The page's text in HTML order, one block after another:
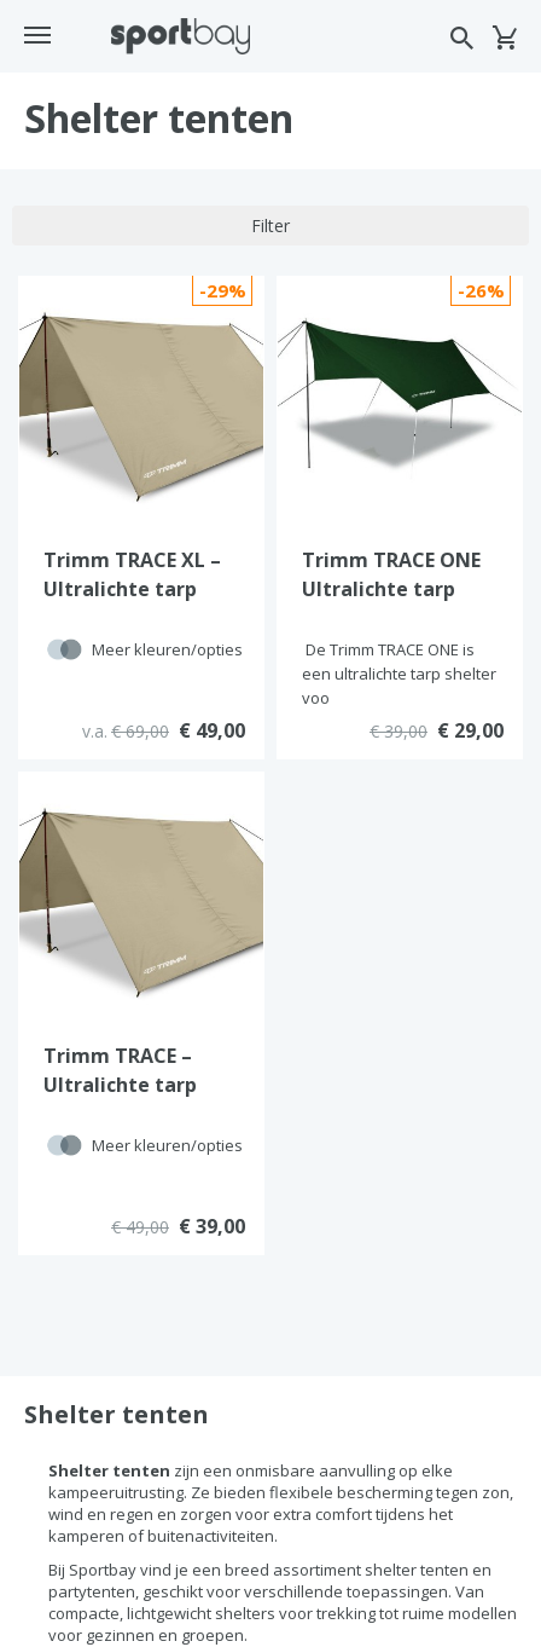
Shelter tenten
Filter
-29%
Trimm TRACE XL –
Ultralichte tarp
groepenMeer kleuren/opties
v.a. € 69,00 € 49,00
-26%
Trimm TRACE ONE
Ultralichte tarp
persoon
De Trimm TRACE ONE is
een ultralichte tarp shelter
voo
€ 39,00 € 29,00
Trimm TRACE –
Ultralichte tarp
personenMeer kleuren/opties
€ 49,00 € 39,00
Shelter tenten
Shelter tenten zijn een onmisbare aanvulling op elke
kampeeruitrusting. Ze bieden flexibele bescherming tegen zon,
wind en regen en zorgen voor extra comfort tijdens het
kamperen of buitenactiviteiten.
Bij Sportbay vind je een breed assortiment shelter tenten en
partytenten, geschikt voor verschillende toepassingen. Van
compacte, lichtgewicht shelters voor trekking tot ruime modellen
voor gezinnen en groepen.